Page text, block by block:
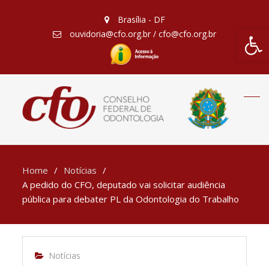
Barra
Brasília - DF
ouvidoria@cfo.org.br / cfo@cfo.org.br
Home
Notícias
A pedido do CFO, deputado vai solicitar audiência
pública para debater PL da Odontologia do Trabalho
Notícias